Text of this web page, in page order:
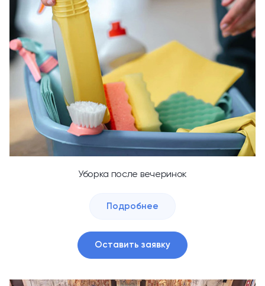
Уборка после вечеринок
Подробнее
Оставить заявку